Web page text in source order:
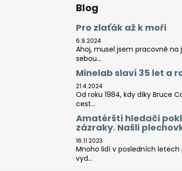
Blog
Pro zlaťák až k moři
6.9.2024
Ahoj, musel jsem pracovně na
sebou...
Minelab slaví 35 let a
21.4.2024
Od roku 1984, kdy díky Bruce
cest...
Amatérští hledači
zázraky. Našli
16.11.2023
Mnoho lidí v posledních
vyd...